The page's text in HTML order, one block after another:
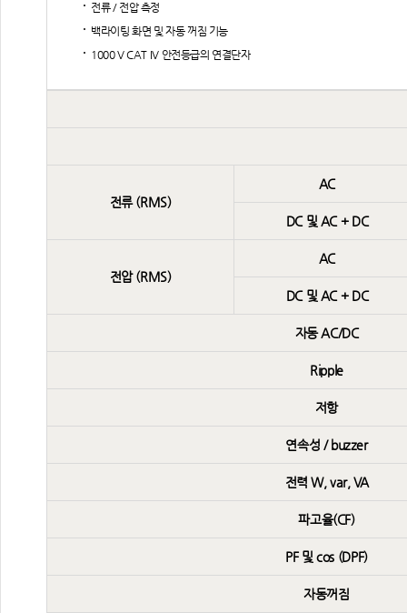
전류 / 전압 측정
백라이팅 화면 및 자동 꺼짐 기능
1000 V CAT IV 안전등급의 연결단자
전류 (RMS)
AC
DC 및 AC + DC
전압 (RMS)
AC
DC 및 AC + DC
자동 AC/DC
Ripple
저항
연속성 / buzzer
전력 W, var, VA
파고율(CF)
PF 및 cos (DPF)
자동꺼짐